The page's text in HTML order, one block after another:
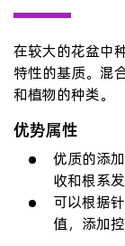
在较大的花盆中
特性的基质。混
和植物的种类。
优势属性
优质的添
收和根系
可以根据
值，添加控